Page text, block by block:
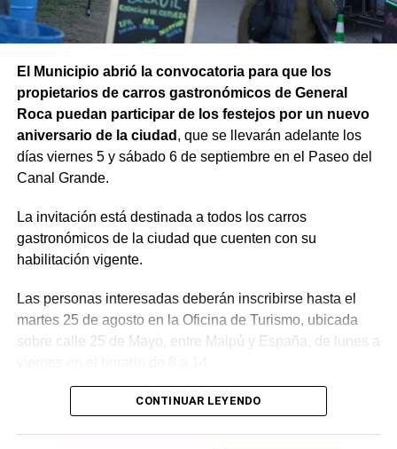
El Municipio abrió la convocatoria para que los
propietarios de carros gastronómicos de General
Roca puedan participar de los festejos por un nuevo
aniversario de la ciudad , que se llevarán adelante los
días viernes 5 y sábado 6 de septiembre en el Paseo del
Canal Grande.
La invitación está destinada a todos los carros
gastronómicos de la ciudad que cuenten con su
habilitación vigente.
Las personas interesadas deberán inscribirse hasta el
martes 25 de agosto en la Oficina de Turismo, ubicada
sobre calle 25 de Mayo, entre Maipú y España, de lunes a
Durante el proceso de inscripción también se informarán
CONTINUAR LEYENDO